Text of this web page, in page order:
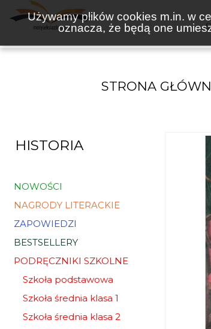
Używamy plików cookies m.in. w
oznacza, że będą one
STRONA
HISTORIA
NOWOŚCI
NAGRODY LITERACKIE
ZAPOWIEDZI
BESTSELLERY
PODRĘCZNIKI SZKOLNE
Szkoła podstawowa
Szkoła średnia klasa 1
Szkoła średnia klasa 2